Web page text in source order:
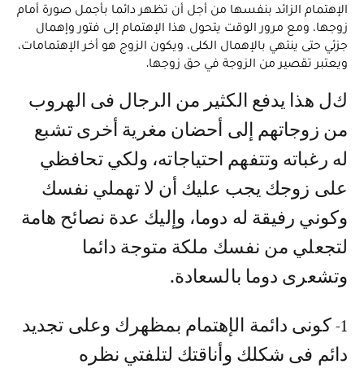
الإهتمام الزائد بنفسها من أجل أن تظهر دائما بأجمل صورة أمام
زوجها، ومع مرور الوقت يتحول هذا الإهتمام إلى فتور وإهمال
جزئي حتى ينتهي بالإهمال الكلى، ويكون الزوج هو أخر الإهتمامات،
ويعتبر تقصير من الزوجة في حق زوجها.
كل هذا يدفع الكثير من الرجال فى الهروب
من زوجاتهم إلى أحضان مغرية أخرى تشبع
له رغباته وتتفهم احتياجاته، ولكي تحافظي
على زوجك يجب عليك أن لا تهملي نفسك
وكوني رفيقة له دوما، وإليك عدة نصائح هامة
لتجعلي من نفسك ملكة متوجة دائما
وتشعرى دوما بالسعادة.
1- كونى دائمة الإهتمام بمظهرك وعلى تجديد
دائم فى شكلك وأناقتك لتلفتي نظره